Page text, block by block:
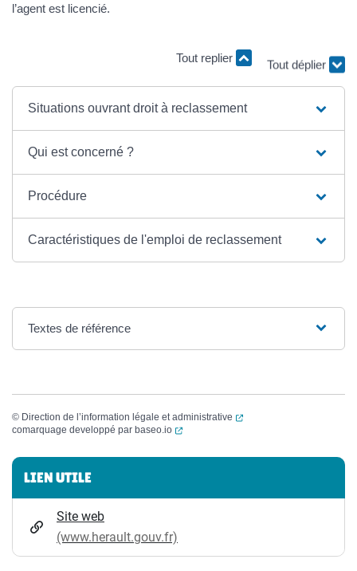
l’agent est licencié.
Tout replier
Tout déplier
Situations ouvrant droit à reclassement
Qui est concerné ?
Procédure
Caractéristiques de l'emploi de reclassement
Textes de référence
© Direction de l’information légale et administrative
(ouverture dans un
comarquage developpé par baseo.io (ouverture dans un nouvel onglet)
Informations complémentaires
LIEN UTILE
Site web
(www.herault.gouv.fr)